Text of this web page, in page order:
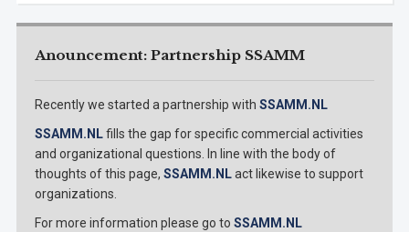
Anouncement: Partnership SSAMM
Recently we started a partnership with SSAMM.NL
SSAMM.NLfills the gap for specific commercial activities
and organizational questions. In line with the body of
thoughts of this page, SSAMM.NLact likewise to support
organizations.
For more information please go to SSAMM.NL